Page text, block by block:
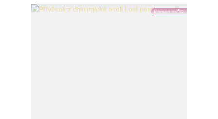
Kámen z ČR